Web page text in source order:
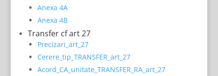
Anexa 4A
Anexa 4B
Transfer cf art 27
Precizari_art_27
Cerere_tip_TRANSFER_art_27
Acord_CA_unitate_TRANSFER_RA_art_27